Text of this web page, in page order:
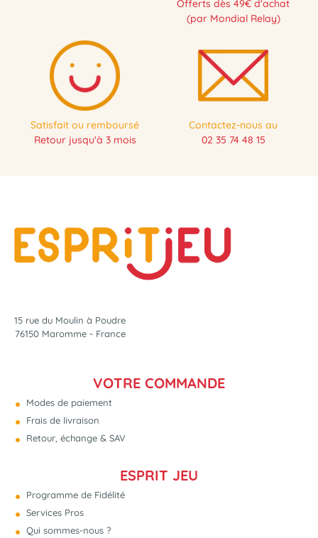
Offerts dès 49€ d'achat
(par Mondial Relay)
Satisfait ou remboursé
Retour jusqu'à 3 mois
Contactez-nous au
02 35 74 48 15
15 rue du Moulin à Poudre
76150 Maromme - France
VOTRE COMMANDE
Modes de paiement
Frais de livraison
Retour, échange & SAV
ESPRIT JEU
Programme de Fidélité
Services Pros
Qui sommes-nous ?